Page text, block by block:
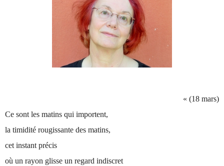
« (18 mars)
Ce sont les matins qui importent,
la timidité rougissante des matins,
cet instant précis
où un rayon glisse un regard indiscret